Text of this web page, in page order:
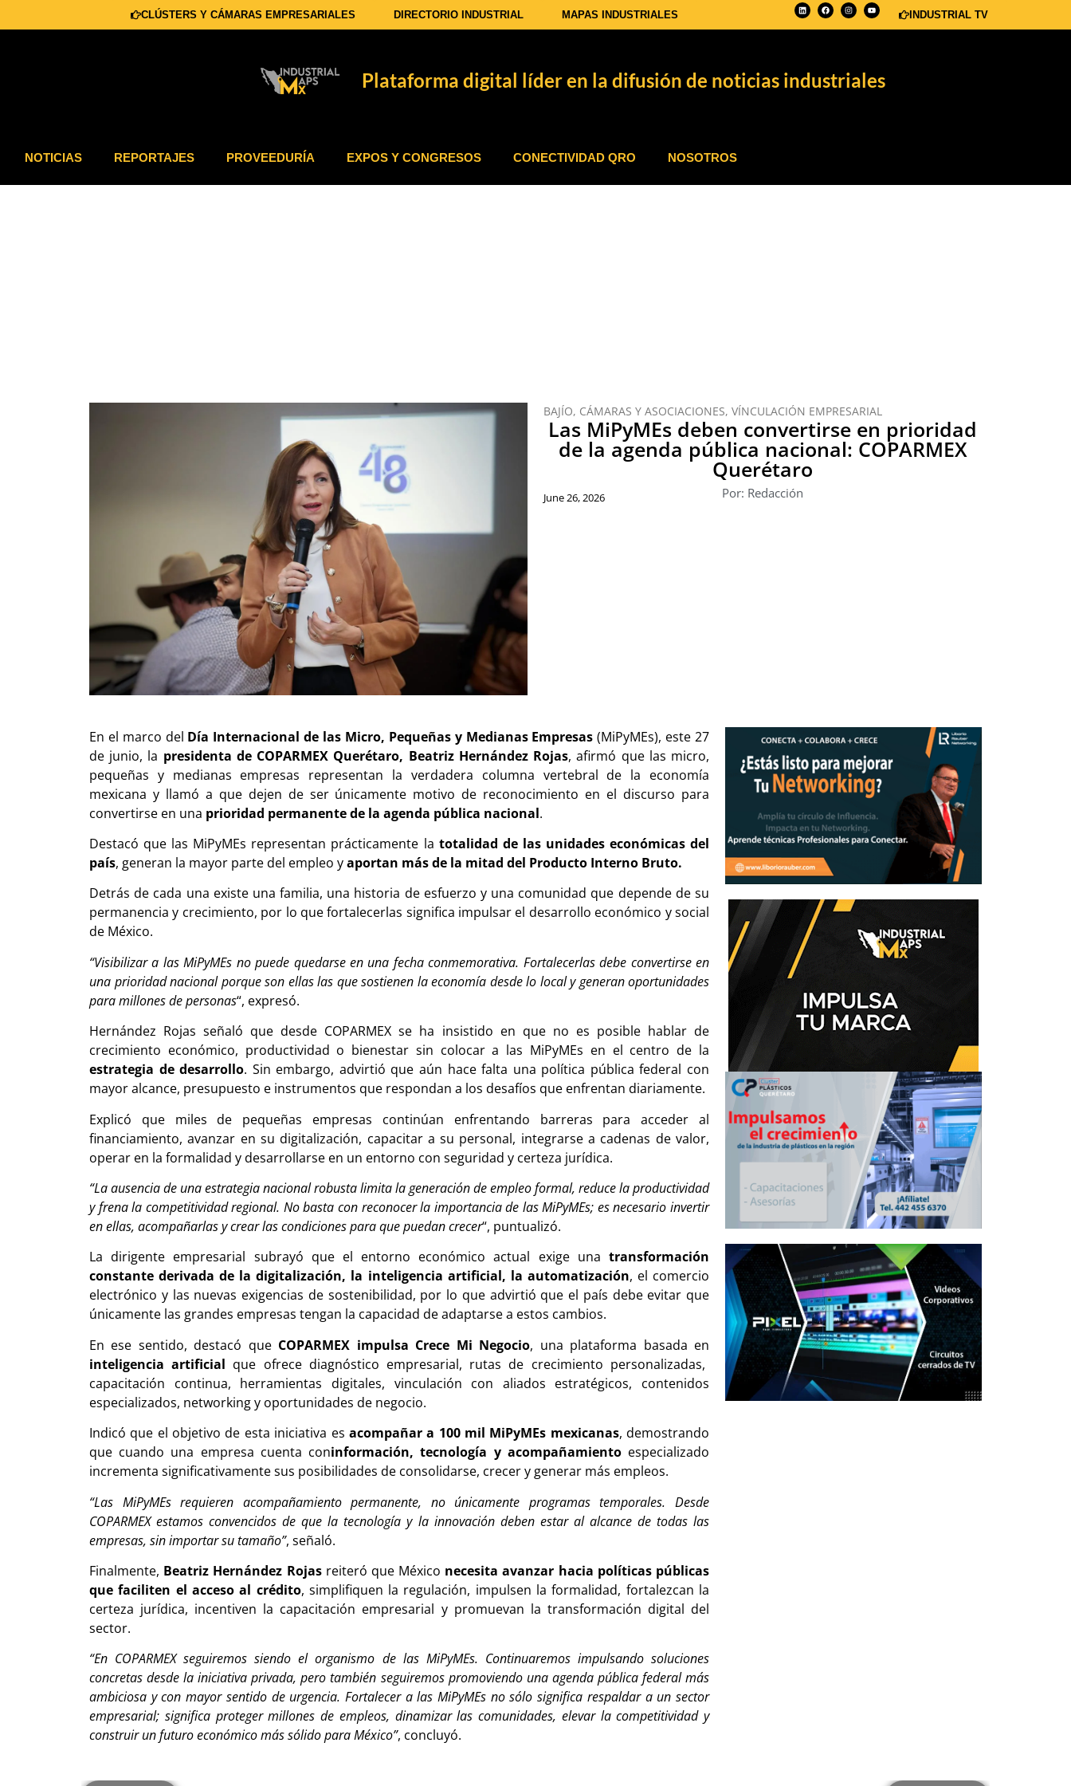
CLÚSTERS Y CÁMARAS EMPRESARIALES DIRECTORIO INDUSTRIAL MAPAS INDUSTRIALES INDUSTRIAL TV
Plataforma digital líder en la difusión de noticias industriales
NOTICIAS REPORTAJES PROVEEDURÍA EXPOS Y CONGRESOS CONECTIVIDAD QRO NOSOTROS
BAJÍO, CÁMARAS Y ASOCIACIONES, VÍNCULACIÓN EMPRESARIAL
Las MiPyMEs deben convertirse en prioridad
de la agenda pública nacional: COPARMEX
Querétaro
Por: Redacción
June 26, 2026
En el marco del Día Internacional de las Micro, Pequeñas y Medianas Empresas (MiPyMEs), este 27
de junio, la presidenta de COPARMEX Querétaro, Beatriz Hernández Rojas, afirmó que las micro,
pequeñas y medianas empresas representan la verdadera columna vertebral de la economía
mexicana y llamó a que dejen de ser únicamente motivo de reconocimiento en el discurso para
convertirse en una prioridad permanente de la agenda pública nacional.
Destacó que las MiPyMEs representan prácticamente la totalidad de las unidades económicas del
país, generan la mayor parte del empleo yaportan más de la mitad del Producto Interno Bruto.
Detrás de cada una existe una familia, una historia de esfuerzo y una comunidad que depende de su
permanencia y crecimiento, por lo que fortalecerlas significa impulsar el desarrollo económico y social
de México.
“Visibilizar a las MiPyMEs no puede quedarse en una fecha conmemorativa. Fortalecerlas debe convertirse en
una prioridad nacional porque son ellas las que sostienen la economía desde lo local y generan oportunidades
para millones de personas“, expresó.
Hernández Rojas señaló que desde COPARMEX se ha insistido en que no es posible hablar de
crecimiento económico, productividad o bienestar sin colocar a las MiPyMEs en el centro de la
estrategia de desarrollo. Sin embargo, advirtió que aún hace falta una política pública federal con
mayor alcance, presupuesto e instrumentos que respondan a los desafíos que enfrentan diariamente.
Explicó que miles de pequeñas empresas continúan enfrentando barreras para acceder al
financiamiento, avanzar en su digitalización, capacitar a su personal, integrarse a cadenas de valor,
operar en la formalidad y desarrollarse en un entorno con seguridad y certeza jurídica.
“La ausencia de una estrategia nacional robusta limita la generación de empleo formal, reduce la productividad
y frena la competitividad regional. No basta con reconocer la importancia de las MiPyMEs; es necesario invertir
en ellas, acompañarlas y crear las condiciones para que puedan crecer“, puntualizó.
La dirigente empresarial subrayó que el entorno económico actual exige una transformación
constante derivada de la digitalización, la inteligencia artificial, la automatización, el comercio
electrónico y las nuevas exigencias de sostenibilidad, por lo que advirtió que el país debe evitar que
únicamente las grandes empresas tengan la capacidad de adaptarse a estos cambios.
En ese sentido, destacó que COPARMEX impulsa Crece Mi Negocio, una plataforma basada en
inteligencia artificial que ofrece diagnóstico empresarial, rutas de crecimiento personalizadas,
capacitación continua, herramientas digitales, vinculación con aliados estratégicos, contenidos
especializados, networking y oportunidades de negocio.
Indicó que el objetivo de esta iniciativa es acompañar a 100 mil MiPyMEs mexicanas, demostrando
que cuando una empresa cuenta coninformación, tecnología y acompañamiento especializado
incrementa significativamente sus posibilidades de consolidarse, crecer y generar más empleos.
“Las MiPyMEs requieren acompañamiento permanente, no únicamente programas temporales. Desde
COPARMEX estamos convencidos de que la tecnología y la innovación deben estar al alcance de todas las
empresas, sin importar su tamaño”, señaló.
Finalmente, Beatriz Hernández Rojasreiteró que México necesita avanzar hacia políticas públicas
que faciliten el acceso al crédito, simplifiquen la regulación, impulsen la formalidad, fortalezcan la
certeza jurídica, incentiven la capacitación empresarial y promuevan la transformación digital del
sector.
“En COPARMEX seguiremos siendo el organismo de las MiPyMEs. Continuaremos impulsando soluciones
concretas desde la iniciativa privada, pero también seguiremos promoviendo una agenda pública federal más
ambiciosa y con mayor sentido de urgencia. Fortalecer a las MiPyMEs no sólo significa respaldar a un sector
empresarial; significa proteger millones de empleos, dinamizar las comunidades, elevar la competitividad y
construir un futuro económico más sólido para México”, concluyó.